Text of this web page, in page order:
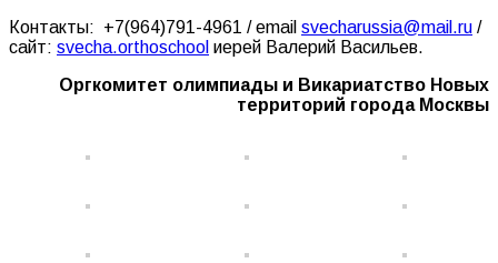
Контакты: +7(964)791-4961 / email svecharussia@mail.ru /
сайт: svecha.orthoschool иерей Валерий Васильев.
Оргкомитет олимпиады и Викариатство Новых
территорий города Москвы